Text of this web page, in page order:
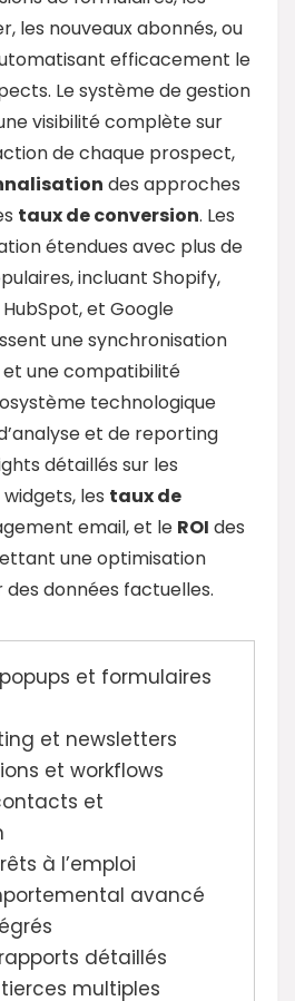
les nouveaux abonnés, ou
efficacement le
Le système de gestion
visibilité complète sur
de chaque prospect,
des approches
taux de conversion. Les
étendues avec plus de
incluant Shopify,
et Google
une synchronisation
et une compatibilité
technologique
et de reporting
détaillés sur les
les taux de
email, et le ROI des
une optimisation
données factuelles.
et formulaires
et newsletters
et workflows
et
à l’emploi
avancé
détaillés
multiples